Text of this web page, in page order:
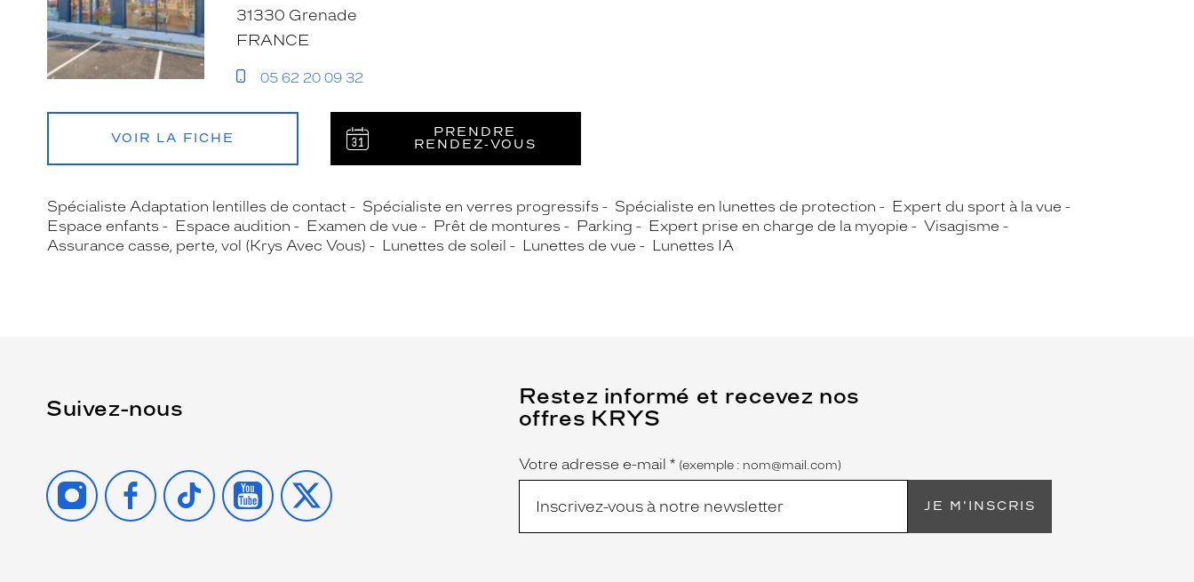
31330 Grenade
FRANCE
05 62 20 09 32
VOIR LA FICHE
PRENDRE
RENDEZ‑VOUS
Spécialiste Adaptation lentilles de contact Spécialiste en verres progressifs Spécialiste en lunettes de protection
Expert du sport à la vue
Espace enfants
Espace audition Examen de vue Prêt de montures Parking Expert prise en charge de la myopie
Visagisme
Assurance casse, perte, vol (Krys Avec Vous)
Lunettes de soleil Lunettes de vue Lunettes IA
Suivez-nous
INSTAGRAMFACEBOOK
TIKTOK YOUTUBE
X
Restez informé et recevez nos
offres KRYS
Name
Votre adresse e-mail *
(Ce
champ
est
obligatoire)
(exemple : nom@mail.com)
JE M'INSCRIS